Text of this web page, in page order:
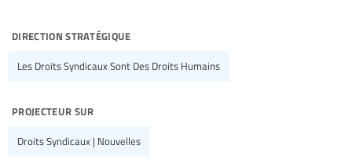
direction stratégique
Les Droits Syndicaux Sont Des Droits Humains
projecteur sur
Droits Syndicaux | Nouvelles